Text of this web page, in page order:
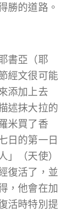
勝的道路。
書亞（耶
經文很可能
添加上去
述抹大拉的
米買了香
日的第一日
（天使）
復活了，並
，他會在加
活時特別提